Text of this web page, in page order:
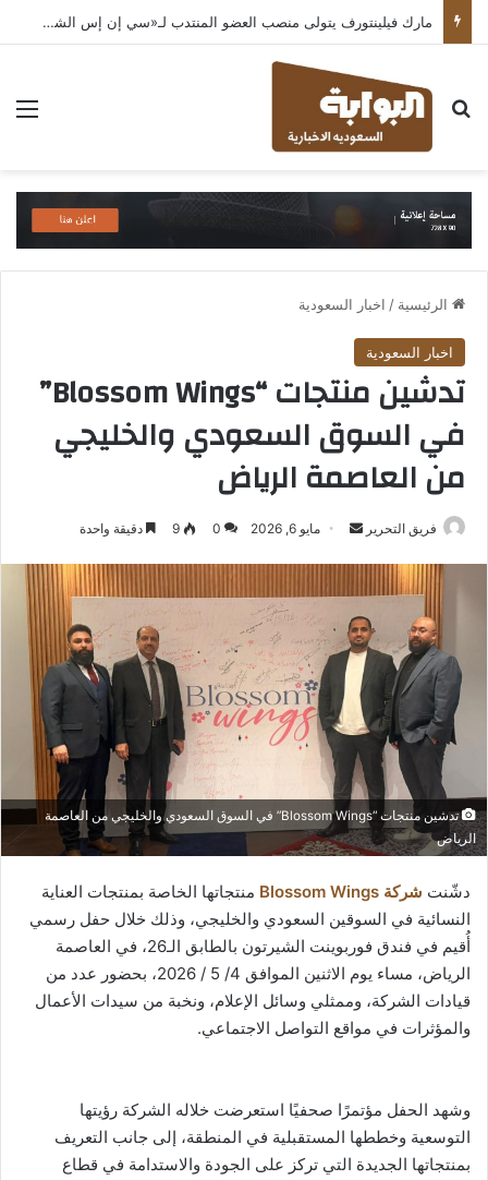
مارك فيلينتورف يتولى منصب العضو المنتدب لـ«سي إن إس الشرق الأوسط» ويشرف على شركات قطاع التكنولوجيا ضمن مجموعة غباش
بحث عن
الرئيسية / اخبار السعودية
اخبار السعودية
تدشين منتجات “Blossom Wings”
في السوق السعودي والخليجي
من العاصمة الرياض
فريق التحرير
أرسل مايو 6, 2026 0
9 دقيقة واحدة
تدشين منتجات “Blossom Wings” في السوق السعودي والخليجي من العاصمة
الرياض
دشّنت شركة Blossom Wings
منتجاتها الخاصة بمنتجات العناية
النسائية في السوقين السعودي والخليجي، وذلك خلال حفل رسمي
أُقيم في فندق فوربوينت الشيرتون بالطابق الـ26، في العاصمة
الرياض، مساء يوم الاثنين الموافق 4/ 5 / 2026، بحضور عدد من
قيادات الشركة، وممثلي وسائل الإعلام، ونخبة من سيدات الأعمال
والمؤثرات في مواقع التواصل الاجتماعي.
وشهد الحفل مؤتمرًا صحفيًا استعرضت خلاله الشركة رؤيتها
التوسعية وخططها المستقبلية في المنطقة، إلى جانب التعريف
بمنتجاتها الجديدة التي تركز على الجودة والاستدامة في قطاع